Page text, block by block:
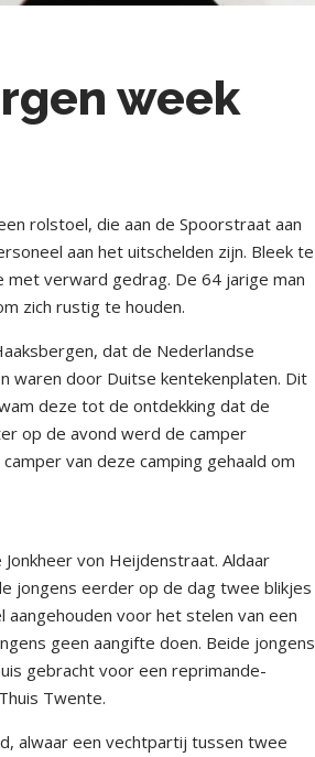
week
rolstoel, die aan de Spoorstraat aan
aan het uitschelden zijn. Bleek te
met verward gedrag. De 64 jarige man
zich rustig te houden.
dat de Nederlandse
waren door Duitse kentekenplaten. Dit
deze tot de ontdekking dat de
op de avond werd de camper
van deze camping gehaald om
von Heijdenstraat. Aldaar
jongens eerder op de dag twee blikjes
aangehouden voor het stelen van een
geen aangifte doen. Beide jongens
gebracht voor een reprimande-
Twente.
alwaar een vechtpartij tussen twee